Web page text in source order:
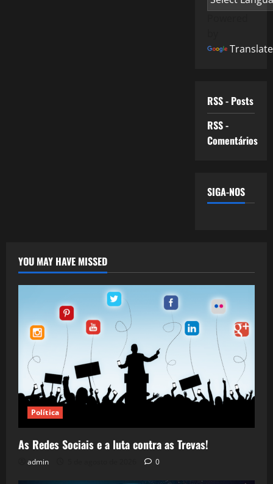
Translate
RSS - Posts
RSS -
Comentários
SIGA-NOS
YOU MAY HAVE MISSED
Política
As Redes Sociais e a luta contra as Trevas!
admin 0